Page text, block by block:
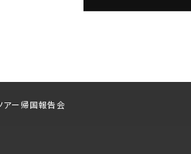
アー帰国報告会